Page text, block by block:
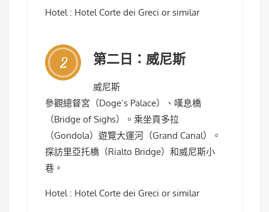
Hotel : Hotel Corte dei Greci or similar
2 第二日：威尼斯
威尼斯
參觀總督宮（Doge’s Palace）、嘆息橋
（Bridge of Sighs）。乘坐貢多拉
（Gondola）遊覽大運河（Grand Canal）。
探訪里亞托橋（Rialto Bridge）和威尼斯小
巷。
Hotel : Hotel Corte dei Greci or similar